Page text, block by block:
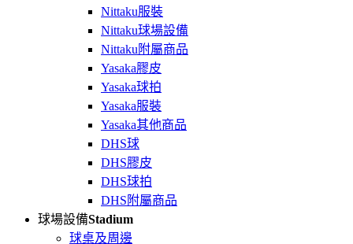
Nittaku服裝
Nittaku球場設備
Nittaku附屬商品
Yasaka膠皮
Yasaka球拍
Yasaka服裝
Yasaka其他商品
DHS球
DHS膠皮
DHS球拍
DHS附屬商品
球場設備Stadium
球桌及周邊